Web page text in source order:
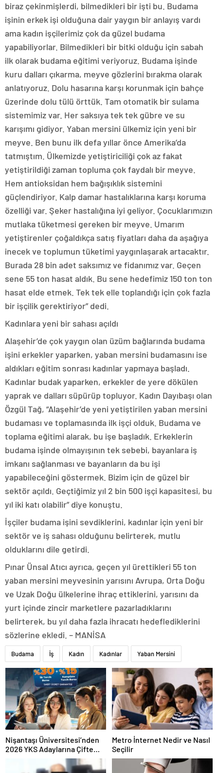
biraz çekinmişlerdi, bilmedikleri bir işti bu. Budama
işinin erkek işi olduğuna dair yaygın bir anlayış vardı
ama kadın işçilerimiz çok da güzel budama
yapabiliyorlar. Bilmedikleri bir bitki olduğu için sabah
ilk olarak budama eğitimi veriyoruz. Budama işinde
kuru dalları çıkarma, meyve gözlerini bırakma olarak
anlatıyoruz. Dolu hasarına karşı korunmak için bahçe
üzerinde dolu tülü örttük. Tam otomatik bir sulama
sistemimiz var. Her saksıya tek tek gübre ve su
karışımı gidiyor. Yaban mersini ülkemiz için yeni bir
meyve. Ben bunu ilk defa yıllar önce Amerika’da
tatmıştım. Ülkemizde yetiştiriciliği çok az fakat
yetiştirildiği zaman topluma çok faydalı bir meyve.
Hem antioksidan hem bağışıklık sistemini
güçlendiriyor. Kalp damar hastalıklarına karşı koruma
özelliği var. Şeker hastalığına iyi geliyor. Çocuklarımızın
mutlaka tüketmesi gereken bir meyve. Umarım
yetiştirenler çoğaldıkça satış fiyatları daha da aşağıya
inecek ve toplumun tüketimi yaygınlaşarak artacaktır.
Burada 28 bin adet saksımız ve fidanımız var. Geçen
sene 55 ton hasat aldık. Bu sene hedefimiz 150 ton ton
hasat elde etmek. Tek tek elle toplandığı için çok fazla
bir işçilik gerektiriyor” dedi.
Kadınlara yeni bir sahası açıldı
Alaşehir’de çok yaygın olan üzüm bağlarında budama
işini erkekler yaparken, yaban mersini budamasını ise
aldıkları eğitim sonrası kadınlar yapmaya başladı.
Kadınlar budak yaparken, erkekler de yere dökülen
yaprak ve dalları süpürüp topluyor. Kadın Dayıbaşı olan
Özgül Tağ, “Alaşehir’de yeni yetiştirilen yaban mersini
budaması ve toplamasında ilk işçi olduk. Budama ve
toplama eğitimi alarak, bu işe başladık. Erkeklerin
budama işinde olmayışının tek sebebi, bayanlara iş
imkanı sağlanması ve bayanların da bu işi
yapabileceğini göstermek. Bizim için de güzel bir
sektör açıldı. Geçtiğimiz yıl 2 bin 500 işçi kapasitesi, bu
yıl iki katı olabilir” diye konuştu.
İşçiler budama işini sevdiklerini, kadınlar için yeni bir
sektör ve iş sahası olduğunu belirterek, mutlu
olduklarını dile getirdi.
Pınar Ünsal Atıcı ayrıca, geçen yıl ürettikleri 55 ton
yaban mersini meyvesinin yarısını Avrupa, Orta Doğu
ve Uzak Doğu ülkelerine ihraç ettiklerini, yarısını da
yurt içinde zincir marketlere pazarladıklarını
belirterek, bu yıl daha fazla ihracatı hedeflediklerini
sözlerine ekledi. – MANİSA
Budama İş Kadın Kadınlar Yaban Mersini
Nişantaşı Üniversitesi’nden
2026 YKS Adaylarına Çifte
Güvence: Sabit Ücret ve
Kesintisiz Burs
Metro İnternet Nedir ve Nasıl
Seçilir